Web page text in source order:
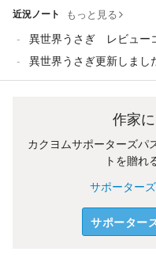
近況ノート もっと見る
異世界うさぎ レビュー
異世界うさぎ更新しまし
作家
カクヨムサポーターズパ
トを贈れ
サポーター
サポーター